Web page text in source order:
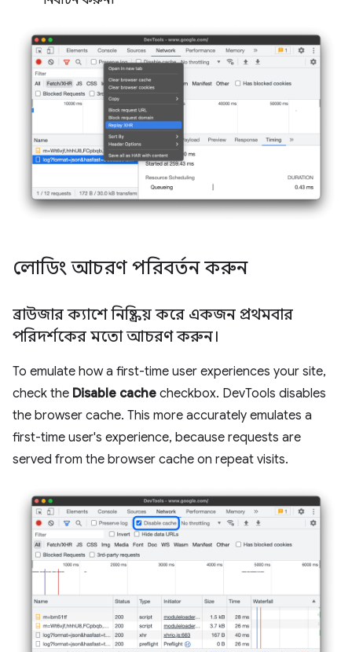
লোডিং আচরণ পরিবর্তন করুন
ব্রাউজার ক্যাশে নিষ্ক্রিয় করে একজন প্রথমবার
পরিদর্শকের মতো আচরণ করুন।
To emulate how a first-time user experiences your site,
check the Disable cache checkbox. DevTools disables
the browser cache. This more accurately emulates a
first-time user's experience, because requests are
served from the browser cache on repeat visits.